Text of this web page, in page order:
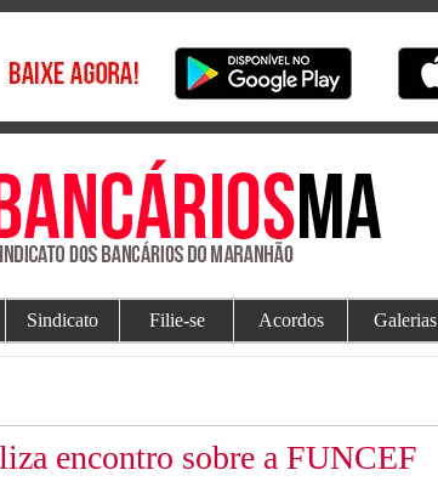
Sindicato Filie-se Acordos Galerias
encontro sobre a FUNCEF